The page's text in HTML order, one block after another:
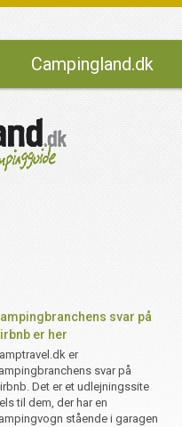
Campingland.dk
svar på
er her
er
svar på
Det er et udlejningssite
til dem, der har en
stående i garagen